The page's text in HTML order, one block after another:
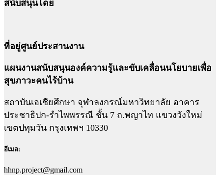
สนับสนุนโดย
ที่อยู่ศูนย์ประสานงาน
แผนงานสนับสนุนองค์ความรู้และขับเคลื่อนนโยบายเพื่อ
สุขภาวะคนไร้บ้าน
สถาบันเอเชียศึกษา จุฬาลงกรณ์มหาวิทยาลัย อาคาร
ประชาธิปก-รำไพพรรณี ชั้น 7 ถ.พญาไท แขวงวังใหม่
เขตปทุมวัน กรุงเทพฯ 10330
อีเมล:
hhnp.project@gmail.com